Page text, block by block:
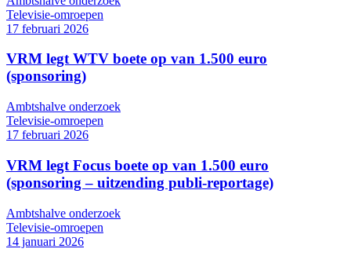
Televisie-omroepen
17 februari 2026
VRM legt WTV boete op van 1.500 euro
(sponsoring)
Ambtshalve onderzoek
Televisie-omroepen
17 februari 2026
VRM legt Focus boete op van 1.500 euro
(sponsoring – uitzending publi-reportage)
Ambtshalve onderzoek
Televisie-omroepen
14 januari 2026